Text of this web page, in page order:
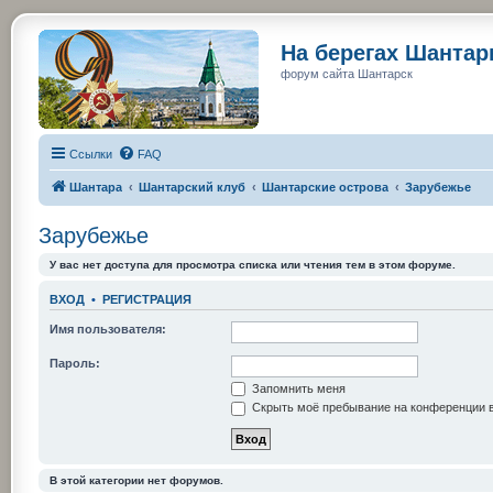
На берегах
форум сайта Шантарск
Ссылки FAQ
Шантара Шантарский клуб Шантарские острова Зарубежье
Зарубежье
У вас нет доступа для просмотра списка или чтения тем в этом форуме.
ВХОД • РЕГИСТРАЦИЯ
Имя пользователя:
Пароль:
Запомнить меня
Скрыть моё пребывание на конференции
В этой категории нет форумов.